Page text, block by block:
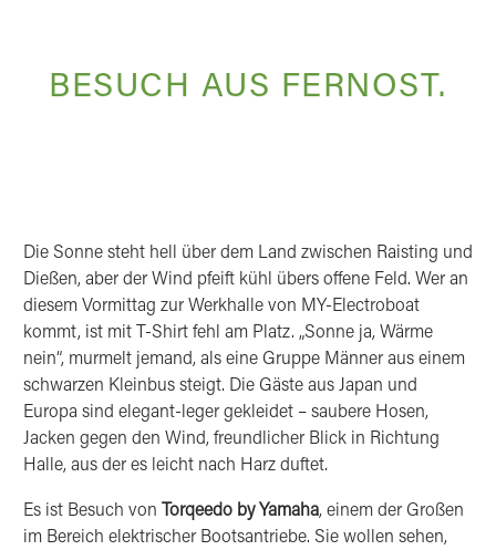
BESUCH AUS FERNOST.
Die Sonne steht hell über dem Land zwischen Raisting und
Dießen, aber der Wind pfeift kühl übers offene Feld. Wer an
diesem Vormittag zur Werkhalle von MY-Electroboat
kommt, ist mit T-Shirt fehl am Platz. „Sonne ja, Wärme
nein“, murmelt jemand, als eine Gruppe Männer aus einem
schwarzen Kleinbus steigt. Die Gäste aus Japan und
Europa sind elegant-leger gekleidet – saubere Hosen,
Jacken gegen den Wind, freundlicher Blick in Richtung
Halle, aus der es leicht nach Harz duftet.
Es ist Besuch von Torqeedo by Yamaha, einem der Großen
im Bereich elektrischer Bootsantriebe. Sie wollen sehen,